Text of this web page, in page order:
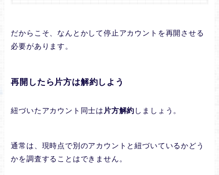
だからこそ、なんとかして停止アカウントを再開させる
必要があります。
再開したら片方は解約しよう
紐づいたアカウント同士は 片方解約 しましょう。
通常は、現時点で別のアカウントと紐づいているかどう
かを調査することはできません。